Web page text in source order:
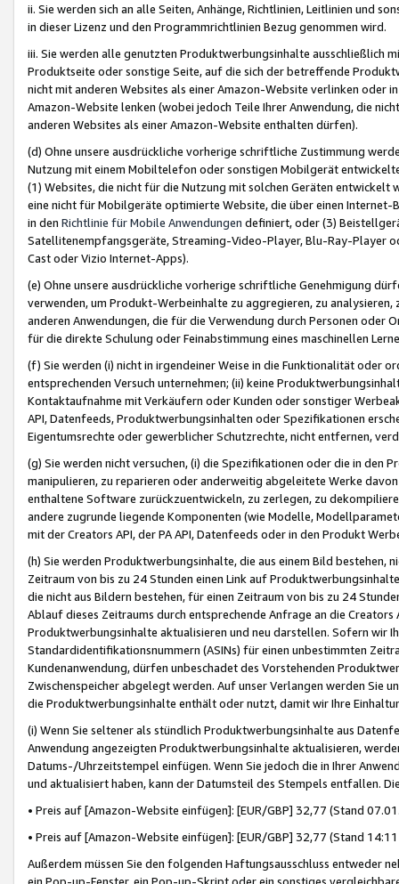
ii. Sie werden sich an alle Seiten, Anhänge, Richtlinien, Leitlinien und
in dieser Lizenz und den Programmrichtlinien Bezug genommen wird.
iii. Sie werden alle genutzten Produktwerbungsinhalte ausschließlich
Produktseite oder sonstige Seite, auf die sich der betreffende
nicht mit anderen Websites als einer Amazon-Website verlinken oder
Amazon-Website lenken (wobei jedoch Teile Ihrer Anwendung, die
anderen Websites als einer Amazon-Website enthalten dürfen).
(d) Ohne unsere ausdrückliche vorherige schriftliche Zustimmung
Nutzung mit einem Mobiltelefon oder sonstigen Mobilgerät
(1) Websites, die nicht für die Nutzung mit solchen Geräten
eine nicht für Mobilgeräte optimierte Website, die über einen
in den Richtlinie für Mobile Anwendungen definiert, oder (3)
Satellitenempfangsgeräte, Streaming-Video-Player, Blu-Ray-Player
Cast oder Vizio Internet-Apps).
(e) Ohne unsere ausdrückliche vorherige schriftliche Genehmigung
verwenden, um Produkt-Werbeinhalte zu aggregieren, zu
anderen Anwendungen, die für die Verwendung durch Personen
für die direkte Schulung oder Feinabstimmung eines maschinellen
(f) Sie werden (i) nicht in irgendeiner Weise in die Funktionalität oder
entsprechenden Versuch unternehmen; (ii) keine
Kontaktaufnahme mit Verkäufern oder Kunden oder sonstiger
API, Datenfeeds, Produktwerbungsinhalten oder Spezifikationen
Eigentumsrechte oder gewerblicher Schutzrechte, nicht entfernen,
(g) Sie werden nicht versuchen, (i) die Spezifikationen oder die in
manipulieren, zu reparieren oder anderweitig abgeleitete Werke
enthaltene Software zurückzuentwickeln, zu zerlegen, zu
andere zugrunde liegende Komponenten (wie Modelle,
mit der Creators API, der PA API, Datenfeeds oder in den Produkt
(h) Sie werden Produktwerbungsinhalte, die aus einem Bild bestehen,
Zeitraum von bis zu 24 Stunden einen Link auf
die nicht aus Bildern bestehen, für einen Zeitraum von bis zu 24
Ablauf dieses Zeitraums durch entsprechende Anfrage an die
Produktwerbungsinhalte aktualisieren und neu darstellen. Sofern wir
Standardidentifikationsnummern (ASINs) für einen unbestimmten
Kundenanwendung, dürfen unbeschadet des Vorstehenden
Zwischenspeicher abgelegt werden. Auf unser Verlangen werden Sie
die Produktwerbungsinhalte enthält oder nutzt, damit wir Ihre
(i) Wenn Sie seltener als stündlich Produktwerbungsinhalte aus
Anwendung angezeigten Produktwerbungsinhalte aktualisieren,
Datums-/Uhrzeitstempel einfügen. Wenn Sie jedoch die in Ihrer
und aktualisiert haben, kann der Datumsteil des Stempels entfallen.
• Preis auf [Amazon-Website einfügen]: [EUR/GBP] 32,77 (Stand
• Preis auf [Amazon-Website einfügen]: [EUR/GBP] 32,77 (Stand
Außerdem müssen Sie den folgenden Haftungsausschluss entweder
ein Pop-up-Fenster, ein Pop-up-Skript oder ein sonstiges